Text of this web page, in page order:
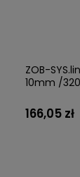
ZOB-
10mm /
166,05 zł